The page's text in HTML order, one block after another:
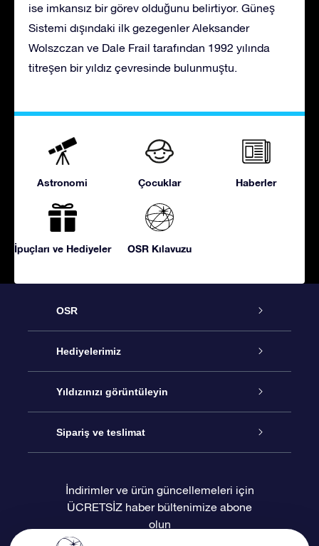
ise imkansız bir görev olduğunu belirtiyor. Güneş
Sistemi dışındaki ilk gezegenler Aleksander
Wolszczan ve Dale Frail tarafından 1992 yılında
titreşen bir yıldız çevresinde bulunmuştu.
Astronomi Çocuklar Haberler
İpuçları ve Hediyeler OSR Kılavuzu
OSR
Hizmet
İletişim
Blogu
Değerlendirmeler
Hediyelerimiz
Çevrimiçi Yıldız Hediyesi
OSR Hediye Paketi
OSR Hediye Kartı
Yıldızınızı görüntüleyin
Star Register
Kişiselleştirilmiş Yıldız Sayfası
Sipariş ve teslimat
Ödeme bilgileri
İndirimler ve ürün güncellemeleri için
ÜCRETSİZ haber bültenimize abone
olun